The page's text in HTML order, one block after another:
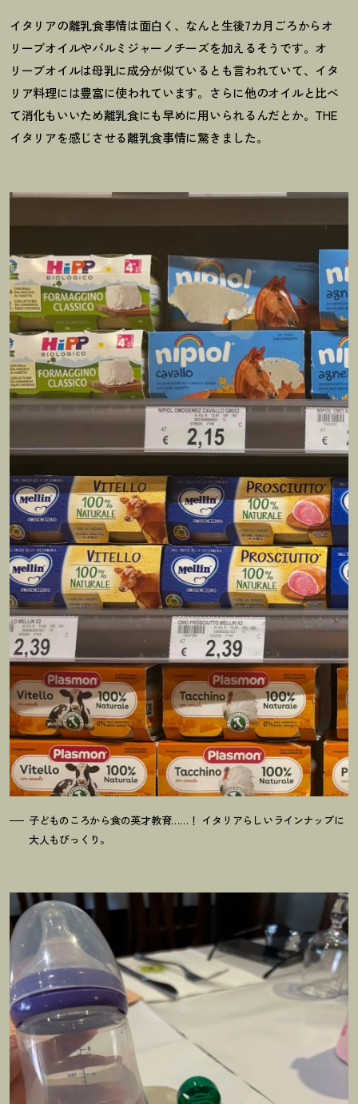
イタリアの離乳食事情は面白く、なんと生後7カ月ごろからオ
リーブオイルやパルミジャーノチーズを加えるそうです。オ
リーブオイルは母乳に成分が似ているとも言われていて、イタ
リア料理には豊富に使われています。さらに他のオイルと比べ
て消化もいいため離乳食にも早めに用いられるんだとか。THE
イタリアを感じさせる離乳食事情に驚きました。
子どものころから食の英才教育…… ！ イタリアらしいラインナップに
大人もびっくり。